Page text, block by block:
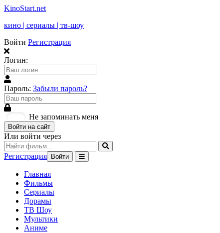
KinoStart.net
кино | сериалы | тв-шоу
Войти Регистрация
Логин:
Пароль: Забыли пароль?
Не запоминать меня
Войти на сайт
Или войти через
Регистрация Войти
Главная
Фильмы
Сериалы
Дорамы
ТВ Шоу
Мультики
Аниме